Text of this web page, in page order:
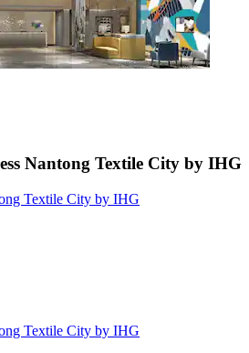
Nantong Textile City by IHG
Textile City by IHG
Textile City by IHG